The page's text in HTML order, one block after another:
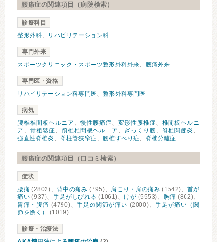
腰痛症の関連項目（病院検索）
診療科目
整形外科、 リハビリテーション科
専門外来
スポーツクリニック・スポーツ整形外科外来、 腰痛外来
専門医・資格
リハビリテーション科専門医 、整形外科専門医
病気
腰椎椎間板ヘルニア 、慢性腰痛症、 変形性腰椎症、 椎間板ヘルニ
ア 、 骨粗鬆症、 頚椎椎間板ヘルニア 、 ぎっくり腰、 脊椎関節炎 、
強直性脊椎炎 、 脊柱管狭窄症、 腰椎すべり症、 脊椎分離症
腰痛症の関連項目（口コミ検索）
症状
腰痛 (2802)、背中の痛み (795)、 肩こり・肩の痛み (1542)、 首が
痛い (937)、手足がしびれる (1061)、 けが (5553)、 胸痛 (862)、
胃痛・腹痛 (4790)、 手足の関節が痛い (2000)、 手足が痛い（関
節を除く）
(1019)
診療・治療法